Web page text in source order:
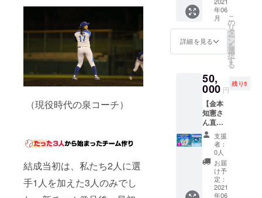
（現役時代の泉コーチ）
結成当初は、私たち2人に選
手1人を加えた3人のみでし
になり
ます ※
デザイ
イズは
変更に
合がご
ざいま
す ※写
真と実
際の商
品は異
なる場
合がご
ざいま
す ※ご
支援確
定後の
返金・
キャン
名前が
公序良
俗に反
合は、
できま
せん ◎
お礼ポ
スト
カード
・ク
ラウド
ファン
ディン
グ限定
商品
・
チーム
も可能
・デ
ザイ
面のみ
◎チー
支援者
のお名
前入れ
（希望
者の
み）
・支
援者の
お名前
で
「挑」
の文字
の横断
の大き
さは支
援額に
応じる
場合が
るお名
前を備
考欄に
お書き
くださ
い
（10文
字以
内）
希望し
ない場
シャン
ズ」
試合用
レプリ
カユニ
の直筆
サイン
入り）
・サ
イズ：
メンズ
（S/M/L
/O/XO/2
XO）
・素
材：ポ
リエス
テル
付き特
別セッ
ト】 ◎
阪神タ
イガー
ス前監
本知憲
さん
直筆サ
イン入
り「復
刻モデ
ル リス
トバン
ド」＜
非売品
＞ ・
色：金
・ス
年06
月
詳細を見る
こ
の
リ
タ
ー
ン
を
選
択
す
る
50,
000 円
残り5
【金本
知憲さ
ん直筆
サイン
入り
本人復
刻モデ
ル「本
革手
袋」付
支援
者：
0人
お届
け予
定：
2021
年06